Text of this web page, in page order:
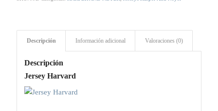
Descripción Información adicional Valoraciones (0)
Descripción
Jersey Harvard